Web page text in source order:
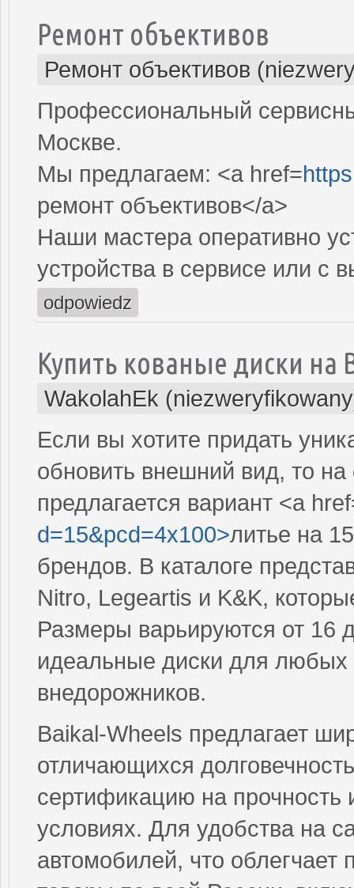
Ремонт объективов
Ремонт объективов
Профессиональный
Москве.
Мы предлагаем: <a href=
ремонт объективов</a>
Наши мастера оперативно
устройства в сервисе или с
odpowiedz
Купить кованые диски на
WakolahEk
Если вы хотите придать
обновить внешний вид, то
предлагается вариант <a
d=15&pcd=4x100>литье на
брендов. В каталоге
Nitro, Legeartis и K&K,
Размеры варьируются от 16
идеальные диски для
внедорожников.
Baikal-Wheels предлагает
отличающихся
сертификацию на прочность
условиях. Для удобства на
автомобилей, что облегчает